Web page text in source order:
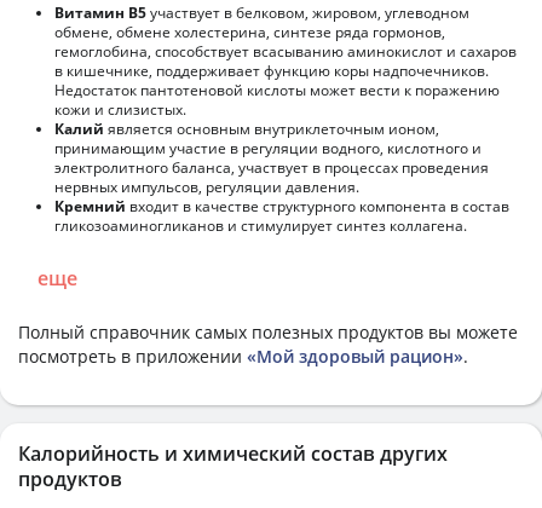
Витамин В5участвует в белковом, жировом, углеводном
обмене, обмене холестерина, синтезе ряда гормонов,
гемоглобина, способствует всасыванию аминокислот и сахаров
в кишечнике, поддерживает функцию коры надпочечников.
Недостаток пантотеновой кислоты может вести к поражению
кожи и слизистых.
Калий является основным внутриклеточным ионом,
принимающим участие в регуляции водного, кислотного и
электролитного баланса, участвует в процессах проведения
нервных импульсов, регуляции давления.
Кремний входит в качестве структурного компонента в состав
гликозоаминогликанов и стимулирует синтез коллагена.
еще
Полный справочник самых полезных продуктов вы можете
посмотреть в приложении «Мой здоровый рацион».
Калорийность и химический состав других
продуктов